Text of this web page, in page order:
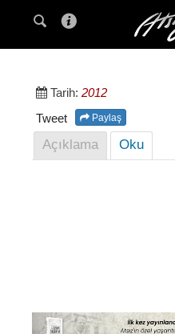
Tarih: 2012
Paylaş
Tweet
Açıklama Oku